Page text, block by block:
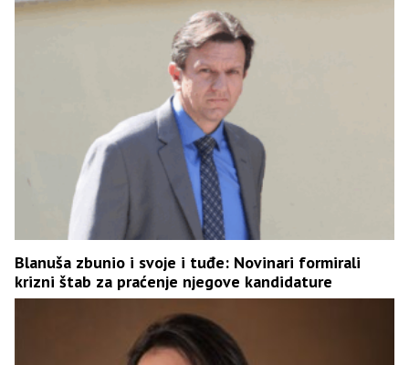
Blanuša zbunio i svoje i tuđe: Novinari formirali
krizni štab za praćenje njegove kandidature